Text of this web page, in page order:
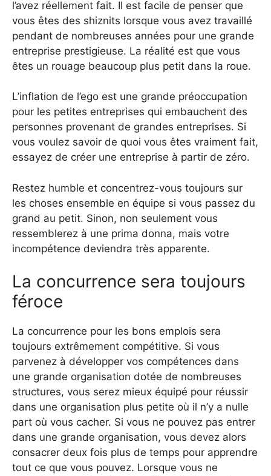
l’avez réellement fait. Il est facile de penser que
vous êtes des shiznits lorsque vous avez travaillé
pendant de nombreuses années pour une grande
entreprise prestigieuse. La réalité est que vous
êtes un rouage beaucoup plus petit dans la roue.
L’inflation de l’ego est une grande préoccupation
pour les petites entreprises qui embauchent des
personnes provenant de grandes entreprises. Si
vous voulez savoir de quoi vous êtes vraiment fait,
essayez de créer une entreprise à partir de zéro.
Restez humble et concentrez-vous toujours sur
les choses ensemble en équipe si vous passez du
grand au petit. Sinon, non seulement vous
ressemblerez à une prima donna, mais votre
incompétence deviendra très apparente.
La concurrence sera toujours
féroce
La concurrence pour les bons emplois sera
toujours extrêmement compétitive. Si vous
parvenez à développer vos compétences dans
une grande organisation dotée de nombreuses
structures, vous serez mieux équipé pour réussir
dans une organisation plus petite où il n’y a nulle
part où vous cacher. Si vous ne pouvez pas entrer
dans une grande organisation, vous devez alors
consacrer deux fois plus de temps pour apprendre
tout ce que vous pouvez. Lorsque vous ne